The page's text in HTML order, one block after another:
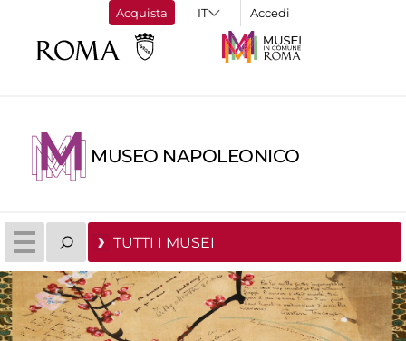
Acquista Accedi
MUSEO NAPOLEONICO
TUTTI I MUSEI